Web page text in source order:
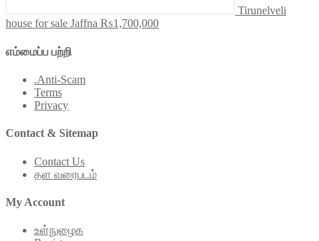
Tirunelveli
house for sale Jaffna ₨1,700,000
எம்மைப்ப பற்றி
.Anti-Scam
Terms
Privacy
Contact & Sitemap
Contact Us
தள வரைபடம்
My Account
உள்நுழைக